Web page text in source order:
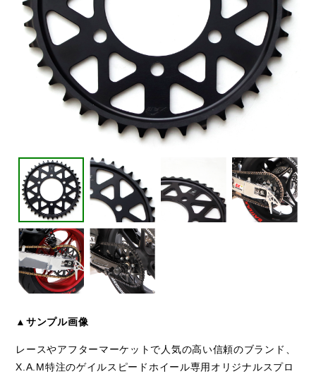
▲サンプル画像
レースやアフターマーケットで人気の高い信頼のブランド、
X.A.M特注のゲイルスピードホイール専用オリジナルスプロ